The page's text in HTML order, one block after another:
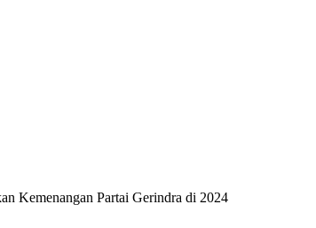
Kemenangan Partai Gerindra di 2024